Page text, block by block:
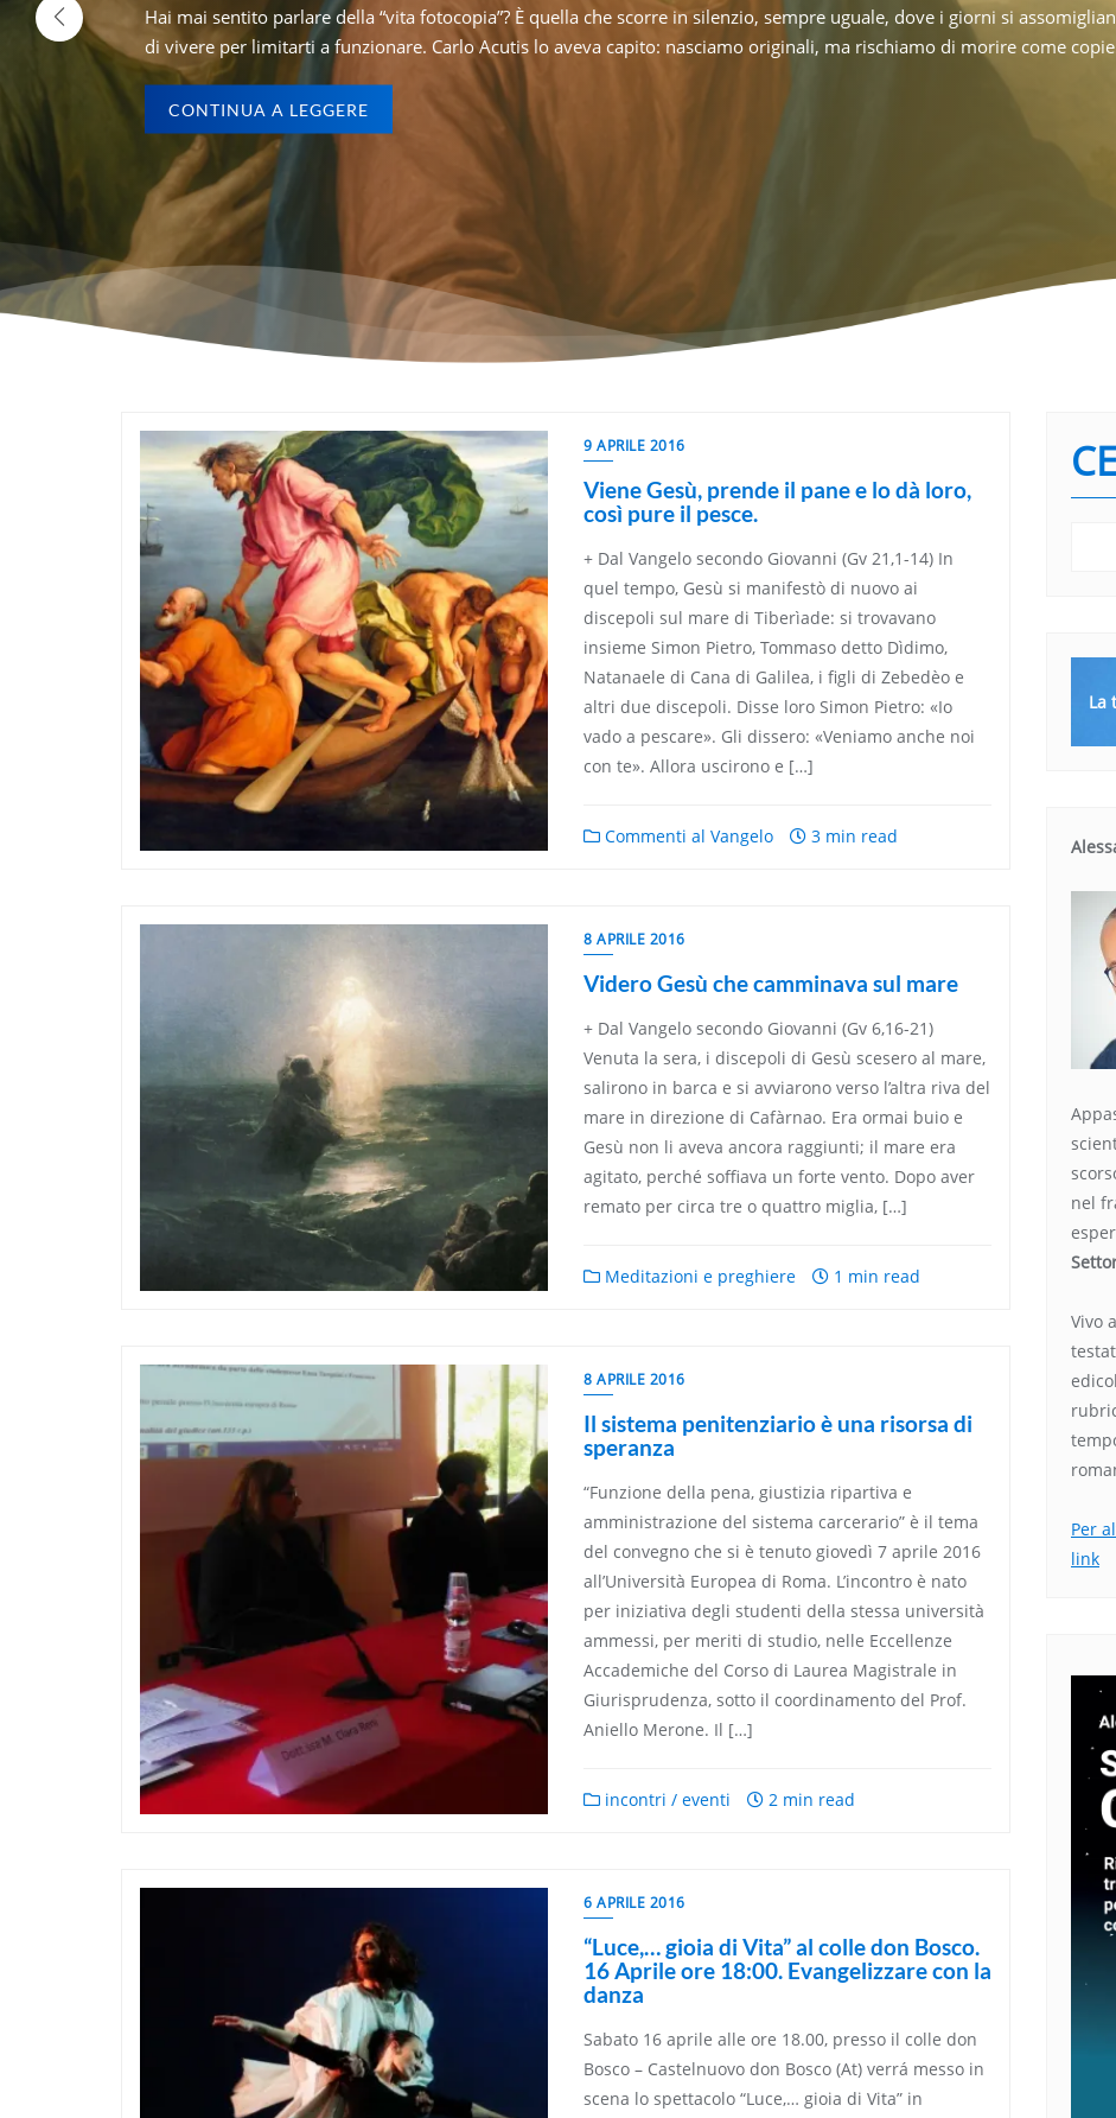
sempre uguale, dove i giorni si assomigliano e tu, quasi senza accorgertene, smetti
originali, ma rischiamo di morire come copie. Che cosa un uomo potrà [...]
Hai mai pensato che della Trasfigurazione possediamo la testimonianza di un uomo che era lì? Non un
dall’entusiasmo, ma Pietro, uno che quella luce l’ha vista e quella voce l’ha udita. Anni dopo lo scriverà
CONTINUA A LEGGERE
Hai mai
di
9 APRILE 2016
Viene Gesù, prende il pane e lo dà loro,
così pure il pesce.
+ Dal Vangelo secondo Giovanni (Gv 21,1-14) In
quel tempo, Gesù si manifestò di nuovo ai
discepoli sul mare di Tiberìade: si trovavano
insieme Simon Pietro, Tommaso detto Dìdimo,
Natanaele di Cana di Galilea, i figli di Zebedèo e
altri due discepoli. Disse loro Simon Pietro: «Io
vado a pescare». Gli dissero: «Veniamo anche noi
con te». Allora uscirono e […]
Commenti al Vangelo 3 min read
8 APRILE 2016
Videro Gesù che camminava sul mare
+ Dal Vangelo secondo Giovanni (Gv 6,16-21)
Venuta la sera, i discepoli di Gesù scesero al mare,
salirono in barca e si avviarono verso l’altra riva del
mare in direzione di Cafàrnao. Era ormai buio e
Gesù non li aveva ancora raggiunti; il mare era
agitato, perché soffiava un forte vento. Dopo aver
remato per circa tre o quattro miglia, […]
Meditazioni e preghiere 1 min read
8 APRILE 2016
Il sistema penitenziario è una risorsa di
speranza
“Funzione della pena, giustizia ripartiva e
amministrazione del sistema carcerario” è il tema
del convegno che si è tenuto giovedì 7 aprile 2016
all’Università Europea di Roma. L’incontro è nato
per iniziativa degli studenti della stessa università
ammessi, per meriti di studio, nelle Eccellenze
Accademiche del Corso di Laurea Magistrale in
Giurisprudenza, sotto il coordinamento del Prof.
Aniello Merone. Il […]
incontri / eventi 2 min read
6 APRILE 2016
“Luce,… gioia di Vita” al colle don Bosco.
16 Aprile ore 18:00. Evangelizzare con la
danza
Sabato 16 aprile alle ore 18.00, presso il colle don
Bosco – Castelnuovo don Bosco (At) verrá messo in
scena lo spettacolo “Luce,… gioia di Vita” in
La
nel
Vivo
Per
link